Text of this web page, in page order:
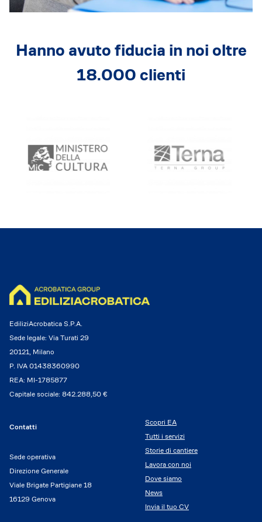
Hanno avuto fiducia in noi oltre
18.000 clienti
EdiliziAcrobatica S.P.A.
Sede legale: Via Turati 29
20121, Milano
P. IVA 01438360990
REA: MI-1785877
Capitale sociale: 842.288,50 €
Contatti
Sede operativa
Direzione Generale
Viale Brigate Partigiane 18
16129 Genova
Scopri EA
Tutti i servizi
Storie di cantiere
Lavora con noi
Dove siamo
News
Invia il tuo CV